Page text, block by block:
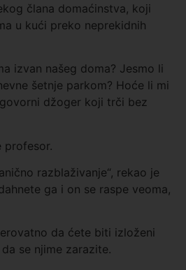
člana domaćinstva, koji
u kući preko neprekidnih
izvan našeg doma? Jesmo li
šetnje parkom? Hoće li mi
džoger koji trči bez
profesor.
razblaživanje“, rekao je
ga i on se raspe veoma,
da ćete biti izloženi
se njime zarazite.